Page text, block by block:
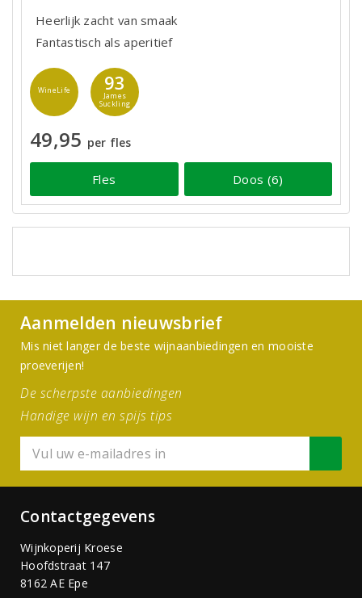
Heerlijk zacht van smaak
Fantastisch als aperitief
WineLife 93
James
Suckling
49,95 per fles
Fles Doos (6)
Aanmelden nieuwsbrief
Mis niet langer de beste wijnaanbiedingen en mooiste
proeverijen!
De scherpste aanbiedingen
Handige wijn en spijs tips
Contactgegevens
Wijnkoperij Kroese
Hoofdstraat 147
8162 AE Epe